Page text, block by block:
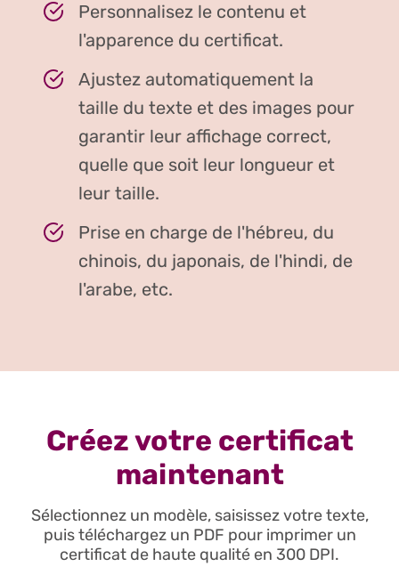
Personnalisez le contenu et
l'apparence du certificat.
Ajustez automatiquement la
taille du texte et des images pour
garantir leur affichage correct,
quelle que soit leur longueur et
leur taille.
Prise en charge de l'hébreu, du
chinois, du japonais, de l'hindi, de
l'arabe, etc.
Créez votre certificat
maintenant
Sélectionnez un modèle, saisissez votre texte,
puis téléchargez un PDF pour imprimer un
certificat de haute qualité en 300 DPI.